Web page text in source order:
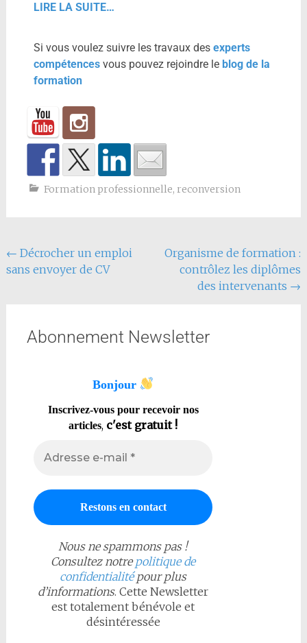
LIRE LA SUITE…
Si vous voulez suivre les travaux des experts
compétencesvous pouvez rejoindre le blog de la
formation
Formation professionnelle, reconversion
← Décrocher un emploi
sans envoyer de CV
Organisme de formation :
contrôlez les diplômes
des intervenants →
Abonnement Newsletter
Bonjour
Inscrivez-vous pour recevoir nos
articles, c'est gratuit !
Nous ne spammons pas !
Consultez notrepolitique de
confidentialitépour plus
d’informations. Cette Newsletter
est totalement bénévole et
désintéressée